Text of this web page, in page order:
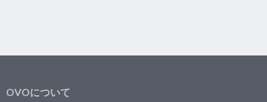
OVOについて